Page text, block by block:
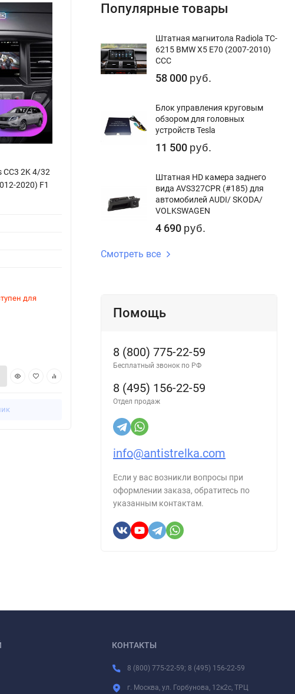
CC3 2K 4/32
2020) F1
для
Популярные товары
Штатная магнитола Radiola TC-
6215 BMW X5 E70 (2007-2010)
CCC
58 000 руб.
Блок управления круговым
обзором для головных
устройств Tesla
11 500 руб.
Штатная HD камера заднего
вида AVS327CPR (#185) для
автомобилей AUDI/ SKODA/
VOLKSWAGEN
4 690 руб.
Смотреть все
Помощь
8 (800) 775-22-59
Бесплатный звонок по РФ
8 (495) 156-22-59
Отдел продаж
info@antistrelka.com
Если у вас возникли вопросы при
оформлении заказа, обратитесь по
указанным контактам.
КОНТАКТЫ
8 (800) 775-22-59; 8 (495) 156-22-59
г. Москва, ул. Горбунова, 12к2с, ТРЦ